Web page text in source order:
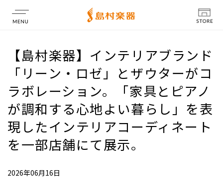
店舗情報
【島村楽器】インテリアブランド
「リーン・ロゼ」とザウターがコ
ラボレーション。「家具とピアノ
が調和する心地よい暮らし」を表
現したインテリアコーディネート
を一部店舗にて展示。
2026年06月16日